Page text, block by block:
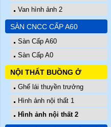
Van hình ảnh 2
SÀN CNCC CẤP A60
Sàn Cấp A60
Sàn Cấp A0
NỘI THẤT BUỒNG Ở
Ghế lái thuyền trưởng
Hình ảnh nội thất 1
Hình ảnh nội thất 2